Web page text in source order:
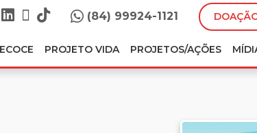
(84) 99924-1121
PROJETO VIDA PROJETOS/AÇÕES